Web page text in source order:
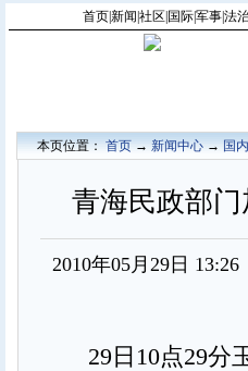
首页|新闻 社区 国际|军事|法
本页位置：首页→新闻中心→国
青海民政部
2010年05月29日
29日10点29分玉